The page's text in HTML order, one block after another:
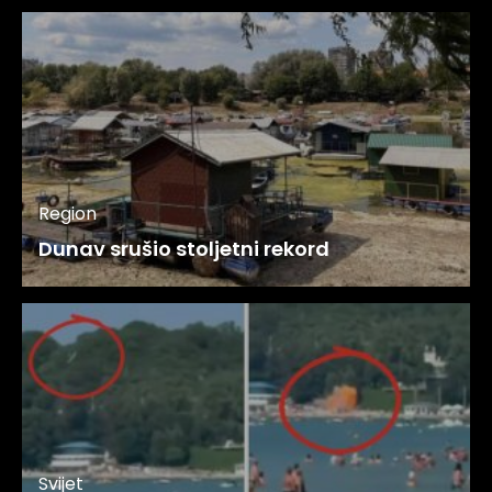
Region
Dunav srušio stoljetni rekord
Svijet